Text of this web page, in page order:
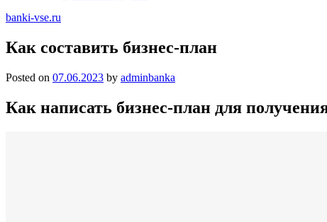
banki-vse.ru
Как составить бизнес-план
Posted on 07.06.2023 by adminbanka
Как написать бизнес-план для